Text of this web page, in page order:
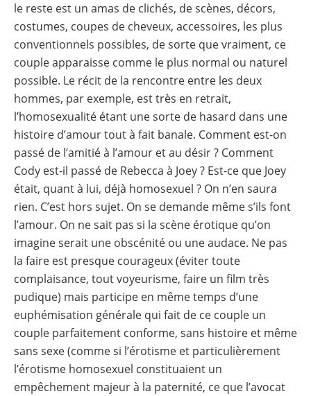
le reste est un amas de clichés, de scènes, décors,
costumes, coupes de cheveux, accessoires, les plus
conventionnels possibles, de sorte que vraiment, ce
couple apparaisse comme le plus normal ou naturel
possible. Le récit de la rencontre entre les deux
hommes, par exemple, est très en retrait,
l’homosexualité étant une sorte de hasard dans une
histoire d’amour tout à fait banale. Comment est-on
passé de l’amitié à l’amour et au désir ? Comment
Cody est-il passé de Rebecca à Joey ? Est-ce que Joey
était, quant à lui, déjà homosexuel ? On n’en saura
rien. C’est hors sujet. On se demande même s’ils font
l’amour. On ne sait pas si la scène érotique qu’on
imagine serait une obscénité ou une audace. Ne pas
la faire est presque courageux (éviter toute
complaisance, tout voyeurisme, faire un film très
pudique) mais participe en même temps d’une
euphémisation générale qui fait de ce couple un
couple parfaitement conforme, sans histoire et même
sans sexe (comme si l’érotisme et particulièrement
l’érotisme homosexuel constituaient un
empêchement majeur à la paternité, ce que l’avocat